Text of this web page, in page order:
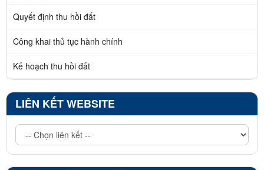
Quyết định thu hồi đất
Công khai thủ tục hành chính
Kế hoạch thu hồi đất
LIÊN KẾT WEBSITE